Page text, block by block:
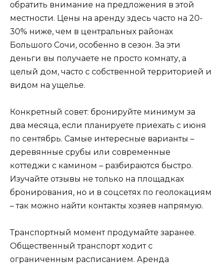
обратить внимание на предложения в этой
местности. Цены на аренду здесь часто на 20-
30% ниже, чем в центральных районах
Большого Сочи, особенно в сезон. За эти
деньги вы получаете не просто комнату, а
целый дом, часто с собственной территорией и
видом на ущелье.
Конкретный совет: бронируйте минимум за
два месяца, если планируете приехать с июня
по сентябрь. Самые интересные варианты –
деревянные срубы или современные
коттеджи с камином – разбираются быстро.
Изучайте отзывы не только на площадках
бронирования, но и в соцсетях по геолокациям
– так можно найти контакты хозяев напрямую.
Транспортный момент продумайте заранее.
Общественный транспорт ходит с
ограниченным расписанием. Аренда